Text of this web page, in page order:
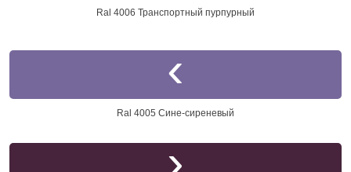
Ral 4005 Сине-сиреневый
Ral 4006 Транспортный пурпурный